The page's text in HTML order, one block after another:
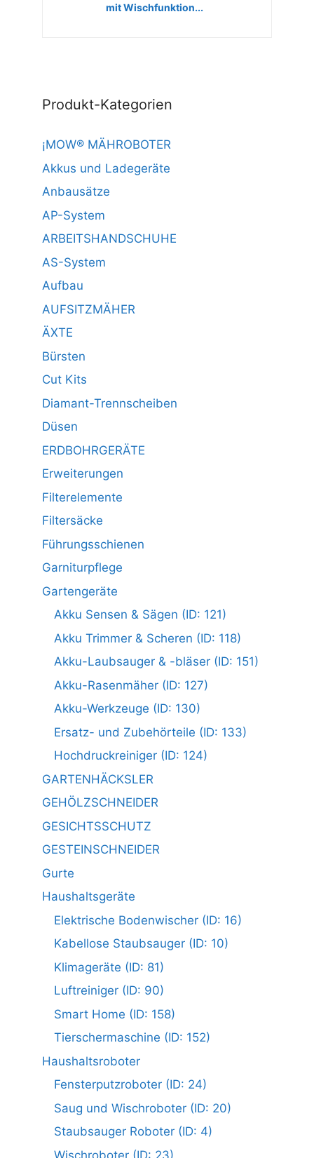
mit Wischfunktion...
Produkt-Kategorien
¡MOW® MÄHROBOTER
Akkus und Ladegeräte
Anbausätze
AP-System
ARBEITSHANDSCHUHE
AS-System
Aufbau
AUFSITZMÄHER
ÄXTE
Bürsten
Cut Kits
Diamant-Trennscheiben
Düsen
ERDBOHRGERÄTE
Erweiterungen
Filterelemente
Filtersäcke
Führungsschienen
Garniturpflege
Gartengeräte
Akku Sensen & Sägen (ID: 121)
Akku Trimmer & Scheren (ID: 118)
Akku-Laubsauger & -bläser (ID: 151)
Akku-Rasenmäher (ID: 127)
Akku-Werkzeuge (ID: 130)
Ersatz- und Zubehörteile (ID: 133)
Hochdruckreiniger (ID: 124)
GARTENHÄCKSLER
GEHÖLZSCHNEIDER
GESICHTSSCHUTZ
GESTEINSCHNEIDER
Gurte
Haushaltsgeräte
Elektrische Bodenwischer (ID: 16)
Kabellose Staubsauger (ID: 10)
Klimageräte (ID: 81)
Luftreiniger (ID: 90)
Smart Home (ID: 158)
Tierschermaschine (ID: 152)
Haushaltsroboter
Fensterputzroboter (ID: 24)
Saug und Wischroboter (ID: 20)
Staubsauger Roboter (ID: 4)
Wischroboter (ID: 23)